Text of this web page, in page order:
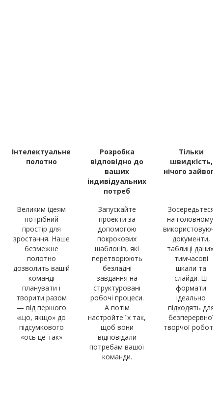
Інтелектуальне
полотно
Розробка
відповідно до
ваших
індивідуальних
потреб
Тільки
швидкість,
нічого зайвого
Великим ідеям
потрібний
простір для
зростання. Наше
безмежне
полотно
дозволить вашій
команді
планувати і
творити разом
— від першого
«що, якщо» до
підсумкового
«ось це так»
Запускайте
проекти за
допомогою
покрокових
шаблонів, які
перетворюють
безладні
завдання на
структуровані
робочі процеси.
А потім
настройте їх так,
щоб вони
відповідали
потребам вашої
команди.
Зосередьтеся
на головному,
використовуючи
документи,
таблиці даних,
тимчасові
шкали та
слайди. Ці
формати
ідеально
підходять для
безперервної
творчої роботи.